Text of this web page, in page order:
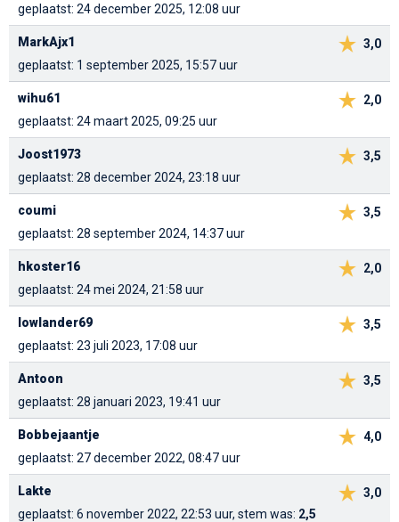
geplaatst: 24 december 2025, 12:08 uur
3,0
MarkAjx1
geplaatst: 1 september 2025, 15:57 uur
2,0
wihu61
geplaatst: 24 maart 2025, 09:25 uur
3,5
Joost1973
geplaatst: 28 december 2024, 23:18 uur
3,5
coumi
geplaatst: 28 september 2024, 14:37 uur
2,0
hkoster16
geplaatst: 24 mei 2024, 21:58 uur
3,5
lowlander69
geplaatst: 23 juli 2023, 17:08 uur
3,5
Antoon
geplaatst: 28 januari 2023, 19:41 uur
4,0
Bobbejaantje
geplaatst: 27 december 2022, 08:47 uur
3,0
Lakte
geplaatst: 6 november 2022, 22:53 uur, stem was: 2,5